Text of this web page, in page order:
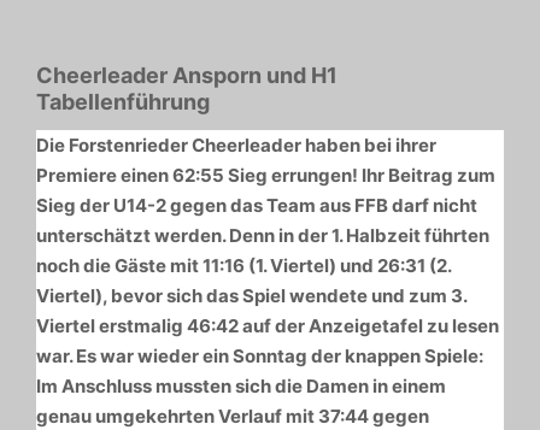
Cheerleader Ansporn und H1
Tabellenführung
Die Forstenrieder Cheerleader haben bei ihrer
Premiere einen 62:55 Sieg errungen! Ihr Beitrag zum
Sieg der U14-2 gegen das Team aus FFB darf nicht
unterschätzt werden. Denn in der 1. Halbzeit führten
noch die Gäste mit 11:16 (1. Viertel) und 26:31 (2.
Viertel), bevor sich das Spiel wendete und zum 3.
Viertel erstmalig 46:42 auf der Anzeigetafel zu lesen
war. Es war wieder ein Sonntag der knappen Spiele:
Im Anschluss mussten sich die Damen in einem
genau umgekehrten Verlauf mit 37:44 gegen